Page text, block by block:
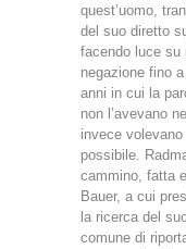
quest’uomo,
del suo diretto
facendo luce su
negazione fino
anni in cui la
non l’avevano
invece
possibile.
cammino, fatta
Bauer, a cui
la ricerca del
comune di